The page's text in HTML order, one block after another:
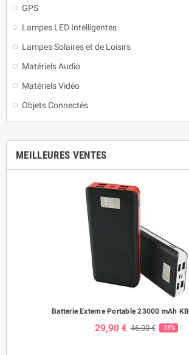
GPS
Lampes LED Intelligentes
Lampes Solaires et de Loisirs
Matériels Audio
Matériels Vidéo
Objets Connectés
MEILLEURES VENTES
Batterie Externe Portable 23000 mAh
29,90 € 46,00 € -35%